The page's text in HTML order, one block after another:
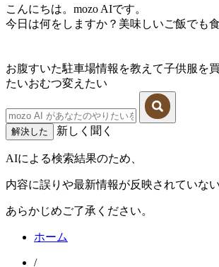
こんにちは。mozo AIです。
今日は何をしますか？美味しいご飯でも
お腹すいた駐車場情報を教えて子供服を
たいおむつ変えたい
解決した 新しく聞く
AIによる検索結果のため、
内容に誤りや最新情報が反映されていな
あらかじめご了承ください。
ホーム
/